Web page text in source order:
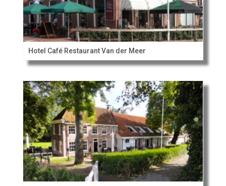
Hotel Café Restaurant Van der Meer